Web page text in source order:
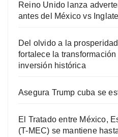
Reino Unido lanza
antes del México vs
Del olvido a la
fortalece la
inversión histórica
Asegura Trump cuba se
El Tratado entre México,
(T-MEC) se mantiene